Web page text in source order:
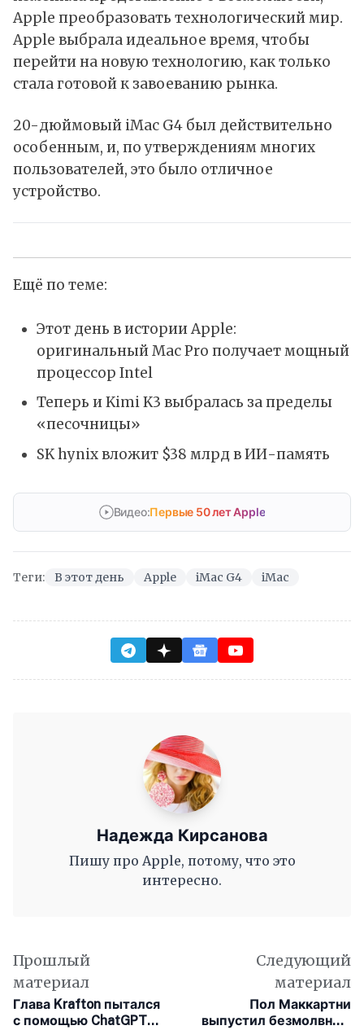
Apple преобразовать технологический мир.
Apple выбрала идеальное время, чтобы
перейти на новую технологию, как только
стала готовой к завоеванию рынка.
20-дюймовый iMac G4 был действительно
особенным, и, по утверждениям многих
пользователей, это было отличное
устройство.
Ещё по теме:
Этот день в истории Apple:
оригинальный Mac Pro получает мощный
процессор Intel
Теперь и Kimi K3 выбралась за пределы
«песочницы»
SK hynix вложит $38 млрд в ИИ-память
Видео:Первые 50 лет Apple
Теги: В этот день Apple iMac G4 iMac
Надежда Кирсанова
Пишу про Apple, потому, что это
интересно.
Прошлый
материал
Глава Krafton пытался
с помощью ChatGPT
Следующий
материал
Пол Маккартни
выпустил безмолвный